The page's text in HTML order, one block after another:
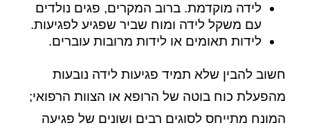
לידה מוקדמת. ברוב המקרים, פגים נולדים
עם משקל לידה ומוח שביר שפגיע לפגיעות.
לידות תאומים או לידות מרובות עוברים.
חשוב להבין שלא תמיד פגיעות לידה נובעות
מהפעלת כוח בוטה של הרופא או הצוות הרפואי;
המונח מתייחס לסוגים רבים ושונים של פגיעה